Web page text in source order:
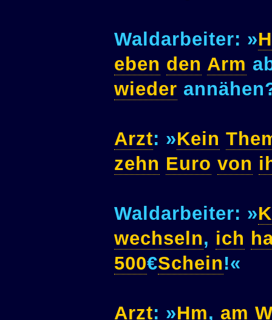
Waldarbeiter: »
eben den Arm
wieder
Arzt: »Kein
zehn Euro von
Waldarbeiter: »
wechseln, ich
500€Schein!«
Arzt: »Hm, am